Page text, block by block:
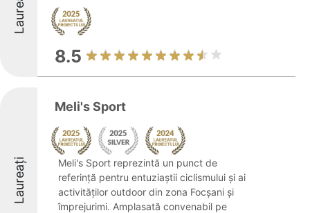
Laureați
8.5
Laureați
Meli's Sport
Meli's Sport reprezintă un punct de
referință pentru entuziaștii ciclismului și ai
activităților outdoor din zona Focșani și
împrejurimi. Amplasată convenabil pe